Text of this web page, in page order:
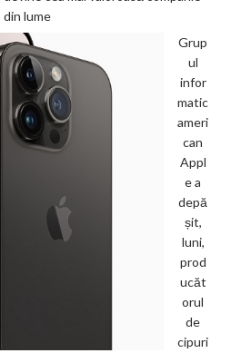
din lume
Grup
ul
infor
matic
ameri
can
Appl
e a
depă
șit,
luni,
prod
ucăt
orul
de
cipuri